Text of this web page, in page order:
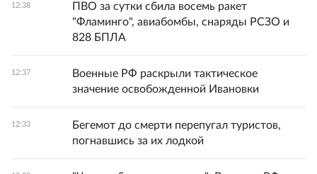
12:38
ПВО за сутки сбила восемь ракет
"Фламинго", авиабомбы, снаряды РСЗО и
828 БПЛА
12:37
Военные РФ раскрыли тактическое
значение освобожденной Ивановки
12:33
Бегемот до смерти перепугал туристов,
погнавшись за их лодкой